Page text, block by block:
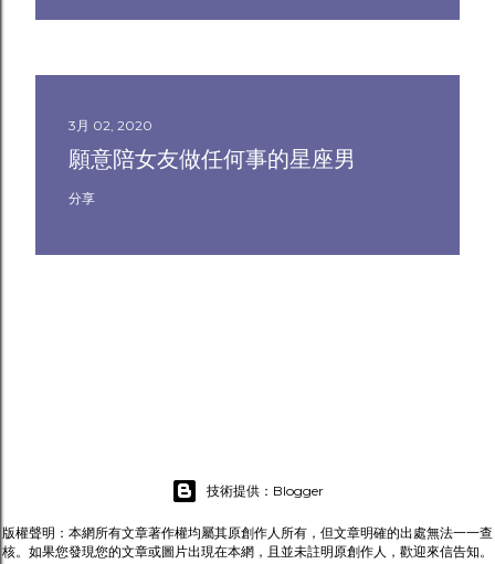
3月 02, 2020
願意陪女友做任何事的星座男
分享
技術提供：Blogger
版權聲明：本網所有文章著作權均屬其原創作人所有，但文章明確的出處無法一一查
核。如果您發現您的文章或圖片出現在本網，且並未註明原創作人，歡迎來信告知。